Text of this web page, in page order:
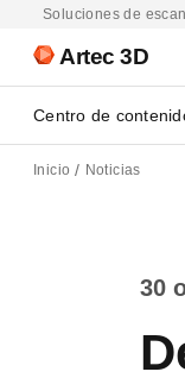
Soluciones de
Artec 3D
Centro de
Inicio Noticias
30